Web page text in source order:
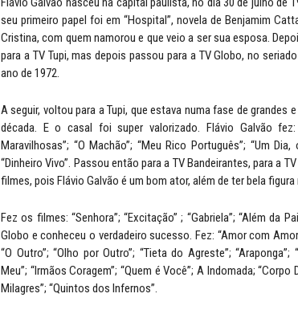
seu primeiro papel foi em “Hospital”, novela de Benjamim
Cristina, com quem namorou e que veio a ser sua esposa.
para a TV Tupi, mas depois passou para a TV Globo, no
ano de 1972.
A seguir, voltou para a Tupi, que estava numa fase de grandes
década. E o casal foi super valorizado. Flávio Galvão
Maravilhosas”; “O Machão”; “Meu Rico Português”; “Um
“Dinheiro Vivo”. Passou então para a TV Bandeirantes, para a
filmes, pois Flávio Galvão é um bom ator, além de ter bela figura
Fez os filmes: “Senhora”; “Excitação” ; “Gabriela”; “Além da
Globo e conheceu o verdadeiro sucesso. Fez: “Amor com
“O Outro”; “Olho por Outro”; “Tieta do Agreste”; “Araponga”;
Meu”; “Irmãos Coragem”; “Quem é Você”; A Indomada;
Milagres”; “Quintos dos Infernos”.